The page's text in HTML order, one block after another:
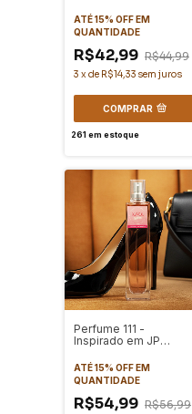
ATÉ 15% OFFEM
QUANTIDADE
R$42,99 R$44,99
3 xde R$14,33 sem juros
COMPRAR
261 em estoque
Perfume 111 -
Inspirado em JP
ATÉ 15% OFFEM
QUANTIDADE
R$54,99 R$56,99